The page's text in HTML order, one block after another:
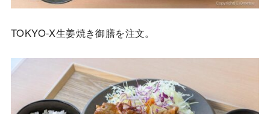
TOKYO-X生姜焼き御膳を注文。